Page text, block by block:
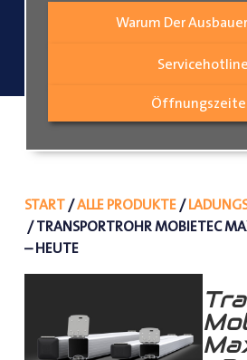
Warum Der
Servicehotline
START/ALLE PRODUKTE/
/ TRANSPORTROHR MOBIETEC
– HEUTE